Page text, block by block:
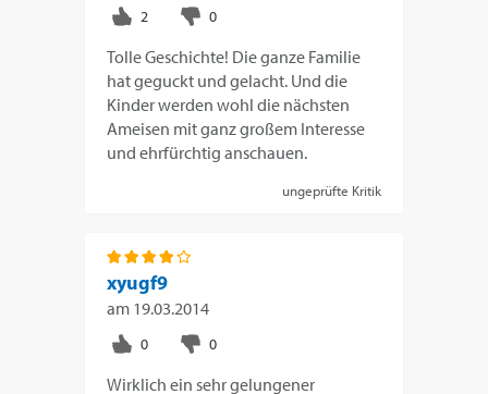
Tolle Geschichte! Die ganze Familie
hat geguckt und gelacht. Und die
Kinder werden wohl die nächsten
Ameisen mit ganz großem Interesse
und ehrfürchtig anschauen.
ungeprüfte Kritik
xyugf9
am 19.03.2014
Wirklich ein sehr gelungener